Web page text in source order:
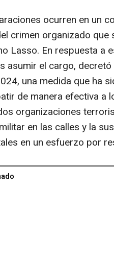
ocurren en un
crimen organizado
Lasso. En respuesta a
asumir el cargo,
una medida que ha
de manera efectiva a
organizaciones
en las calles y la
en un esfuerzo por